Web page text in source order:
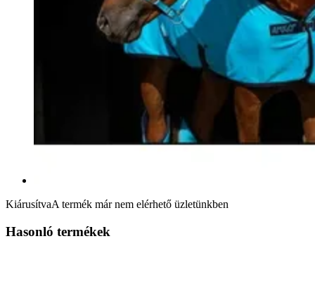
KiárusítvaA termék már nem elérhető üzletünkben
Hasonló termékek